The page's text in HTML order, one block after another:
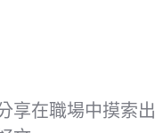
享在職場中摸索出